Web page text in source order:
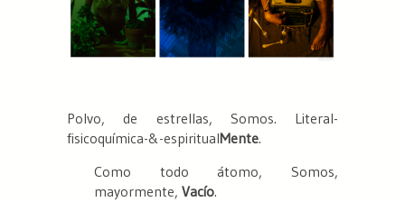
Polvo, de estrellas, Somos. Literal-
fisicoquímica-&-espiritualMente.
Como todo átomo, Somos,
mayormente, Vacío.